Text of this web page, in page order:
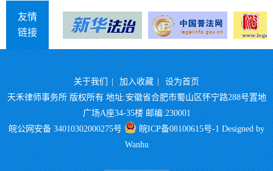
友情
链接
关于我们 加入收藏
设为首页
天禾律师事务所 版权所有 地址:安徽省合肥市蜀山区怀宁路288号置地
广场A座34-35楼 邮编:230001
皖公网安备 34010302000275号
皖ICP备08100615号-1 Designed by
Wanhu